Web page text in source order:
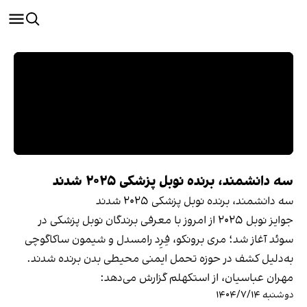
سه دانشمند، برنده نوبل پزشکی ۲۰۲۵ شدند
سه دانشمند، برنده نوبل پزشکی ۲۰۲۵ شدند
جوایز نوبل ۲۰۲۵ از امروز با معرفی برندگان نوبل پزشکی در
سوئد آغاز شد؛ مری برونکو، فِرِد رامسدل و شیمون ساکاگوچی
به‌دلیل کشف در حوزه تحمل ایمنی محیطی بدن برنده شدند.
مهران عباسیان، از استکهلم گزارش می‌دهد:
دوشنبه ۱۴۰۴/۷/۱۴